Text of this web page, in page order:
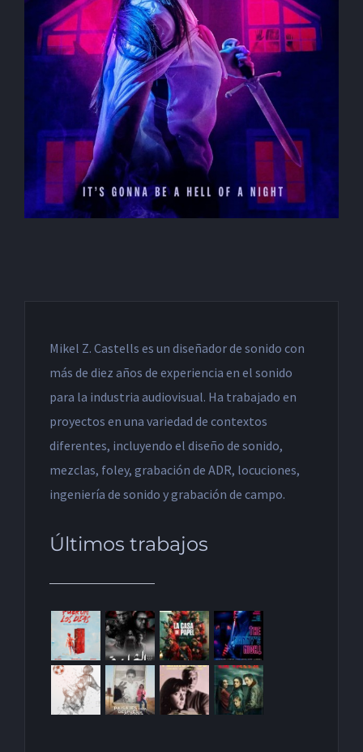
Mikel Z. Castells es un diseñador de sonido con
más de diez años de experiencia en el sonido
para la industria audiovisual. Ha trabajado en
proyectos en una variedad de contextos
diferentes, incluyendo el diseño de sonido,
mezclas, foley, grabación de ADR, locuciones,
ingeniería de sonido y grabación de campo.
Últimos trabajos